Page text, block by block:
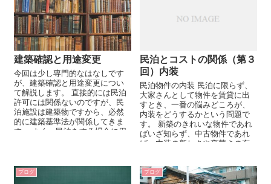
建築確認と用途変更
今回は少し専門的なはなしです
が、建築確認と用途変更につい
て解説します。 直接的には民泊
許可には関係ないのですが、民
泊施設は建築物ですから、必然
的に建築基準法が関係してきま
す。 よく、民泊をする場合に用
民泊とコストの関係（第３
回）内装
民泊物件の内装 民泊に限らず、
大家さんとして物件を賃貸に出
すとき、一番の悩みどころが、
内装をどうするかという問題で
す。 新築のきれいな物件であれ
ばいざ知らず、中古物件であれ
ば、内装の新しさや豪華さの有
ブログ ブログ